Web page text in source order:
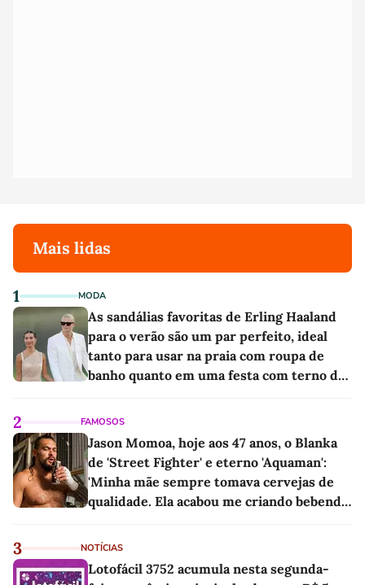
Mais lidas
1 MODA
As sandálias favoritas de Erling Haaland
para o verão são um par perfeito, ideal
tanto para usar na praia com roupa de
banho quanto em uma festa com terno de
2 FAMOSOS
Jason Momoa, hoje aos 47 anos, o Blanka
de 'Street Fighter' e eterno 'Aquaman':
'Minha mãe sempre tomava cervejas de
qualidade. Ela acabou me criando bebendo
3 NOTÍCIAS
Lotofácil 3752 acumula nesta segunda-